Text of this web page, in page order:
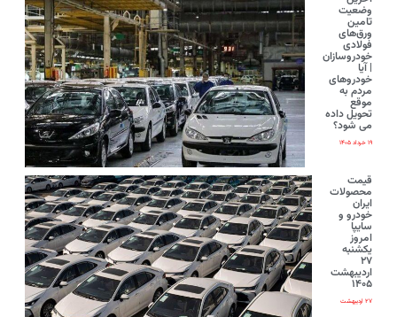
وضعیت
تامین
ورق‌های
فولادی
خودروسازان
| آیا
خودروهای
مردم به
موقع
تحویل داده
می شود؟
۱۹ خرداد ۱۴۰۵
قیمت
محصولات
ایران‌
خودرو و
سایپا
امروز
یکشنبه
۲۷
اردیبهشت
۱۴۰۵
۲۷ اردیبهشت